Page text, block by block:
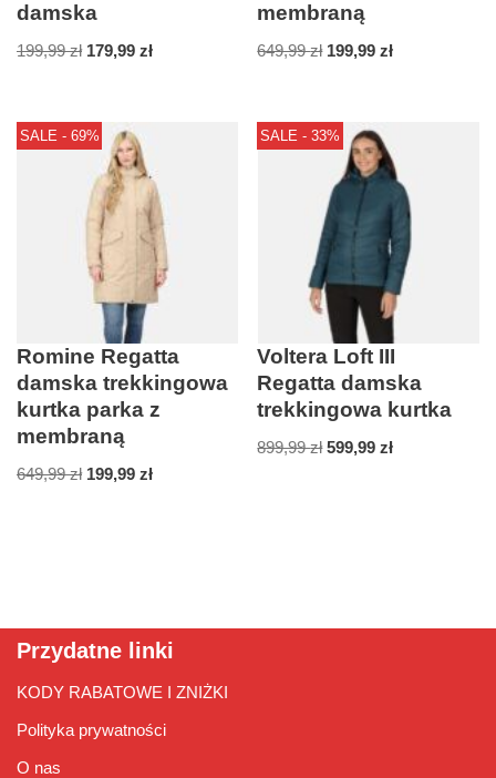
damska
199,99zł 179,99 zł
membraną
649,99zł 199,99zł
SALE - 69%
Romine Regatta
damska trekkingowa
kurtka parka z
membraną
649,99zł 199,99 zł
SALE - 33%
Voltera Loft III
Regatta damska
trekkingowa kurtka
899,99zł 599,99zł
Przydatne linki
KODY RABATOWE I ZNIŻKI
Polityka prywatności
O nas